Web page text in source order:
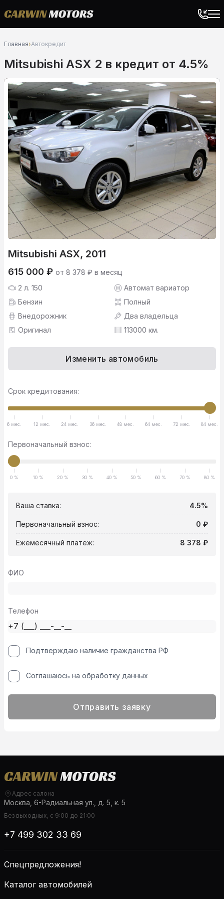
Главная›Автокредит
Mitsubishi ASX 2 в кредит от 4.5%
Mitsubishi ASX, 2011
615 000 ₽ от 8 378 ₽ в месяц
2 л. 150
Автомат вариатор
Бензин
Полный
Внедорожник
Два владельца
Оригинал
113000 км.
Изменить автомобиль
Срок кредитования:
6 мес. 12 мес. 24 мес. 36 мес. 48 мес. 64 мес. 72 мес. 84 мес.
Первоначальный взнос:
0 % 10 % 20 % 30 % 40 % 50 % 60 % 70 % 80 %
Ваша ставка: 4.5%
Первоначальный взнос: 0 ₽
Ежемесячный платеж: 8 378 ₽
ФИО
Телефон
Подтверждаю наличие гражданства РФ
Соглашаюсь на обработку данных
Отправить заявку
Адрес салона
Москва, 6-Радиальная ул., д. 5, к. 5
Без выходных, с 9:00 до 21:00
+7 499 302 33 69
Спецпредложения!
Каталог автомобилей